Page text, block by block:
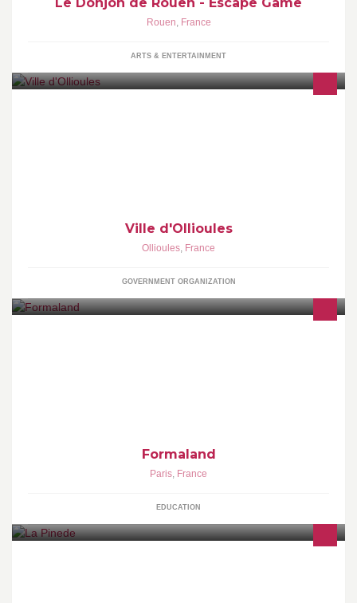
Rouen, France
ARTS & ENTERTAINMENT
Ville d'Ollioules
Ollioules, France
GOVERNMENT ORGANIZATION
Formaland
Paris, France
EDUCATION